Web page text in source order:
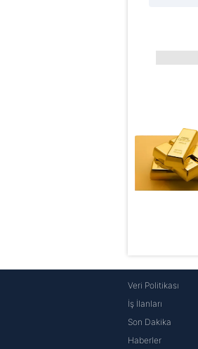
Veri Politikası
İş İlanları
Son Dakika
Haberler